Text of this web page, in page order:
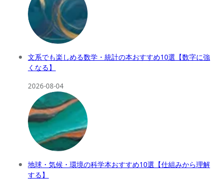
文系でも楽しめる数学・統計の本おすすめ10選【数字に強
くなる】
2026-08-04
地球・気候・環境の科学本おすすめ10選【仕組みから理解
する】